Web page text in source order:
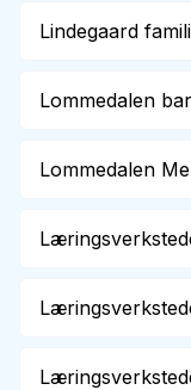
Lindegaard
Lommedalen
Lommedalen